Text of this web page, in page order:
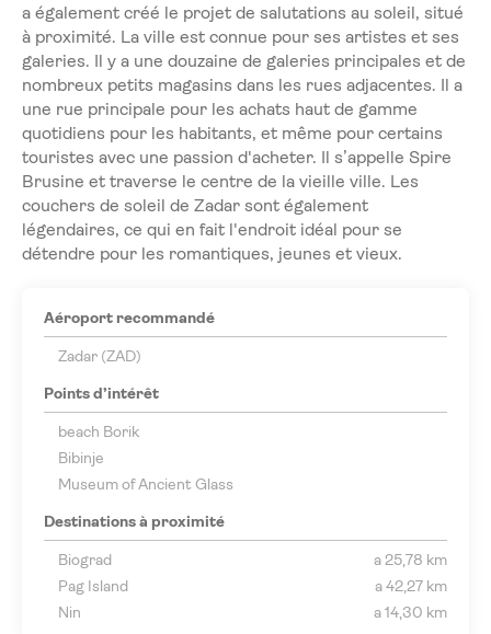
a également créé le projet de salutations au soleil, situé
à proximité. La ville est connue pour ses artistes et ses
galeries. Il y a une douzaine de galeries principales et de
nombreux petits magasins dans les rues adjacentes. Il a
une rue principale pour les achats haut de gamme
quotidiens pour les habitants, et même pour certains
touristes avec une passion d'acheter. Il s’appelle Spire
Brusine et traverse le centre de la vieille ville. Les
couchers de soleil de Zadar sont également
légendaires, ce qui en fait l'endroit idéal pour se
détendre pour les romantiques, jeunes et vieux.
Aéroport recommandé
Zadar (ZAD)
Points d’intérêt
beach Borik
Bibinje
Museum of Ancient Glass
Destinations à proximité
Biograd
a 25,78 km
Pag Island
a 42,27 km
Nin
a 14,30 km